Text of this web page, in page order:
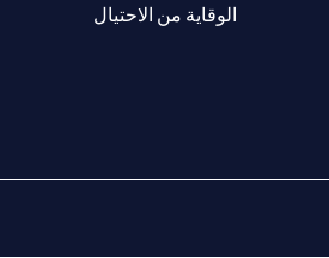
الوقاية من الاحتيال